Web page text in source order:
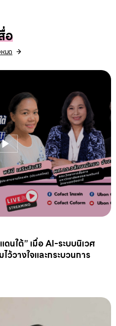
อ
มด
นใต้” เมื่อ AI-ระบบนิเวศ
วางใจและกระบวนการ